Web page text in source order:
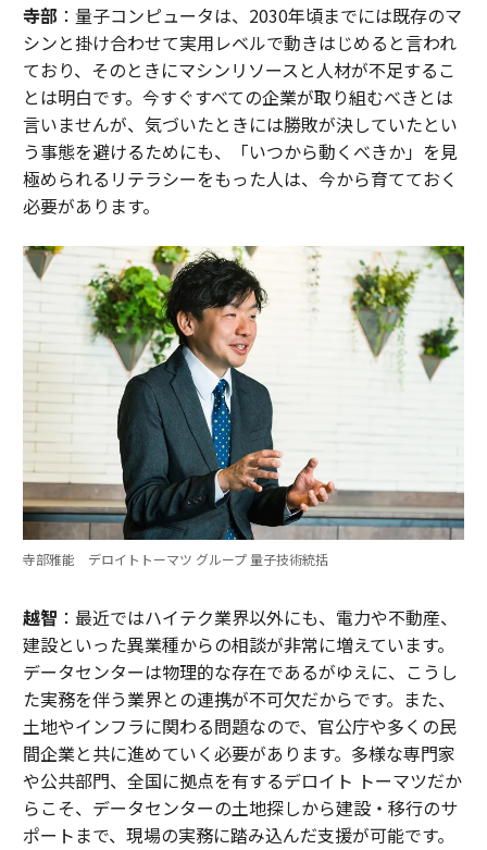
寺部 ：量子コンピュータは、2030年頃までには既存のマ
シンと掛け合わせて実用レベルで動きはじめると言われ
ており、そのときにマシンリソースと人材が不足するこ
とは明白です。今すぐすべての企業が取り組むべきとは
言いませんが、気づいたときには勝敗が決していたとい
う事態を避けるためにも、「いつから動くべきか」を見
極められるリテラシーをもった人は、今から育てておく
必要があります。
寺部雅能 デロイトトーマツ グループ 量子技術統括
越智 ：最近ではハイテク業界以外にも、電力や不動産、
建設といった異業種からの相談が非常に増えています。
データセンターは物理的な存在であるがゆえに、こうし
た実務を伴う業界との連携が不可欠だからです。また、
土地やインフラに関わる問題なので、官公庁や多くの民
間企業と共に進めていく必要があります。多様な専門家
や公共部門、全国に拠点を有するデロイト トーマツだか
らこそ、データセンターの土地探しから建設・移行のサ
ポートまで、現場の実務に踏み込んだ支援が可能です。